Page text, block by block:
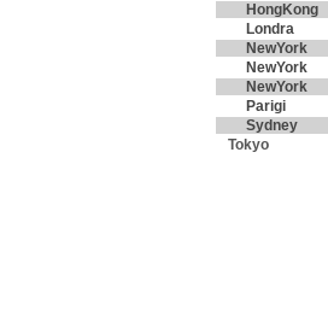
HongKong
Londra
NewYork
NewYork
NewYork
Parigi
Sydney
Tokyo